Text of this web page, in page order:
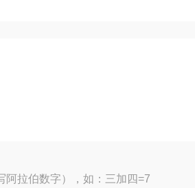
阿拉伯数字），如：三加四=7